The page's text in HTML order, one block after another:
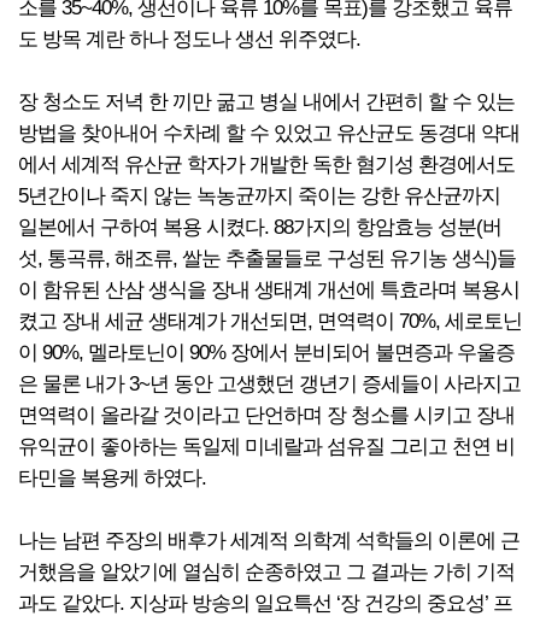
소를 35~40%, 생선이나 육류 10%를 목표)를 강조했고 육류
도 방목 계란 하나 정도나 생선 위주였다.
장 청소도 저녁 한 끼만 굶고 병실 내에서 간편히 할 수 있는
방법을 찾아내어 수차례 할 수 있었고 유산균도 동경대 약대
에서 세계적 유산균 학자가 개발한 독한 혐기성 환경에서도
5년간이나 죽지 않는 녹농균까지 죽이는 강한 유산균까지
일본에서 구하여 복용 시켰다. 88가지의 항암효능 성분(버
섯, 통곡류, 해조류, 쌀눈 추출물들로 구성된 유기농 생식)들
이 함유된 산삼 생식을 장내 생태계 개선에 특효라며 복용시
켰고 장내 세균 생태계가 개선되면, 면역력이 70%, 세로토닌
이 90%, 멜라토닌이 90% 장에서 분비되어 불면증과 우울증
은 물론 내가 3~년 동안 고생했던 갱년기 증세들이 사라지고
면역력이 올라갈 것이라고 단언하며 장 청소를 시키고 장내
유익균이 좋아하는 독일제 미네랄과 섬유질 그리고 천연 비
타민을 복용케 하였다.
나는 남편 주장의 배후가 세계적 의학계 석학들의 이론에 근
거했음을 알았기에 열심히 순종하였고 그 결과는 가히 기적
과도 같았다. 지상파 방송의 일요특선 ‘장 건강의 중요성’ 프